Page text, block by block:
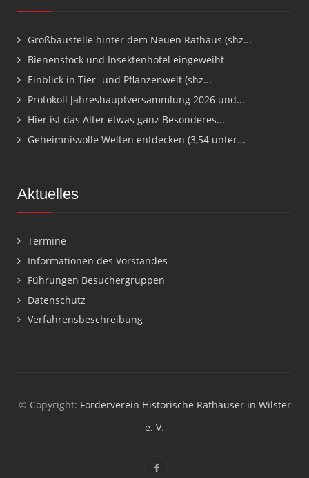
Großbaustelle hinter dem Neuen Rathaus (shz...
Bienenstock und Insektenhotel eingeweiht
Einblick in Tier- und Pflanzenwelt (shz...
Protokoll Jahreshauptversammlung 2026 und...
Hier ist das Alter etwas ganz Besonderes...
Geheimnisvolle Welten entdecken (3,54 unter...
Aktuelles
Termine
Informationen des Vorstandes
Führungen Besuchergruppen
Datenschutz
Verfahrensbeschreibung
© Copyright: Förderverein Historische Rathäuser in Wilster
e. V.